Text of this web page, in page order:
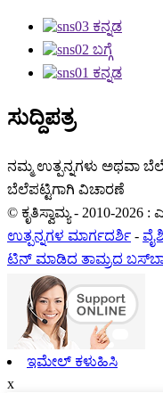
ಸುದ್ದಿಪತ್ರ
ನಮ್ಮ ಉತ್ಪನ್ನಗಳು ಅಥವಾ
ಬೆಲೆಪಟ್ಟಿಗಾಗಿ ವಿಚಾರಣೆ
© ಕೃತಿಸ್ವಾಮ್ಯ - 2010-2026 :
ಉತ್ಪನ್ನಗಳ ಮಾರ್ಗದರ್ಶಿ -
ಟಿನ್ ಮಾಡಿದ ತಾಮ್ರದ
ಇಮೇಲ್ ಕಳುಹಿಸಿ
x